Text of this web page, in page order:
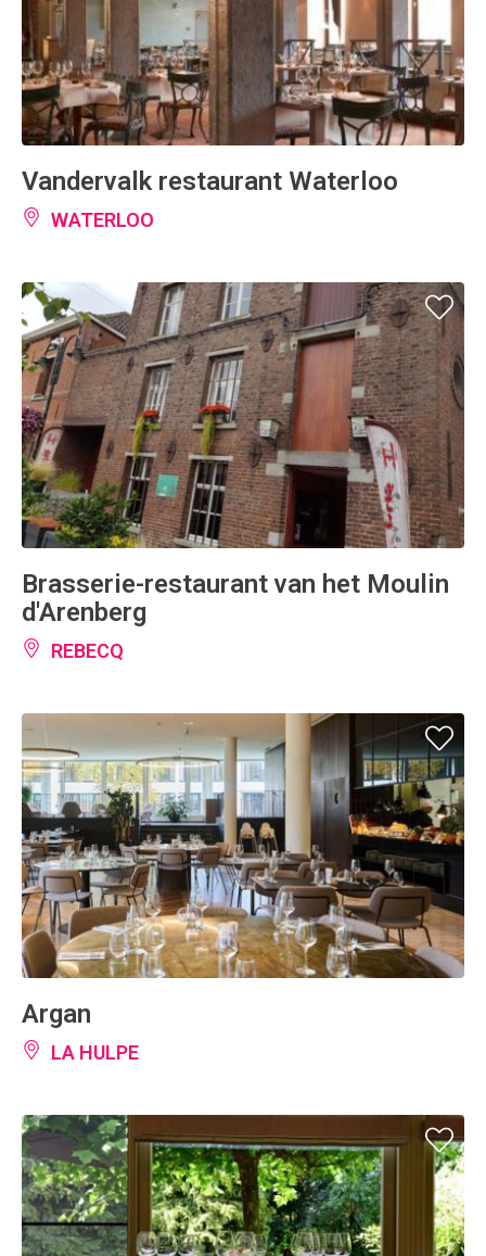
Vandervalk restaurant Waterloo
WATERLOO
Brasserie-restaurant van het Moulin
d'Arenberg
REBECQ
Argan
LA HULPE